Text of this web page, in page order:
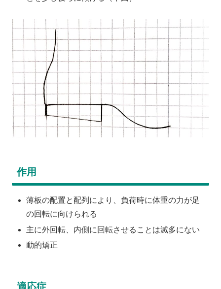
作用
薄板の配置と配列により、負荷時に体重の力が足
の回転に向けられる
主に外回転、内側に回転させることは滅多にない
動的矯正
適応症